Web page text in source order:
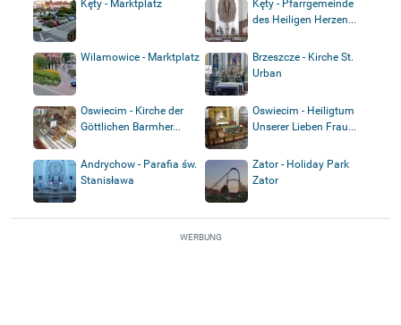
Kęty - Marktplatz
Kęty - Pfarrgemeinde
des Heiligen Herzen...
Wilamowice - Marktplatz
Brzeszcze - Kirche St.
Urban
Oswiecim - Kirche der
Göttlichen Barmher...
Oswiecim - Heiligtum
Unserer Lieben Frau...
Andrychow - Parafia św.
Stanisława
Zator - Holiday Park
Zator
WERBUNG